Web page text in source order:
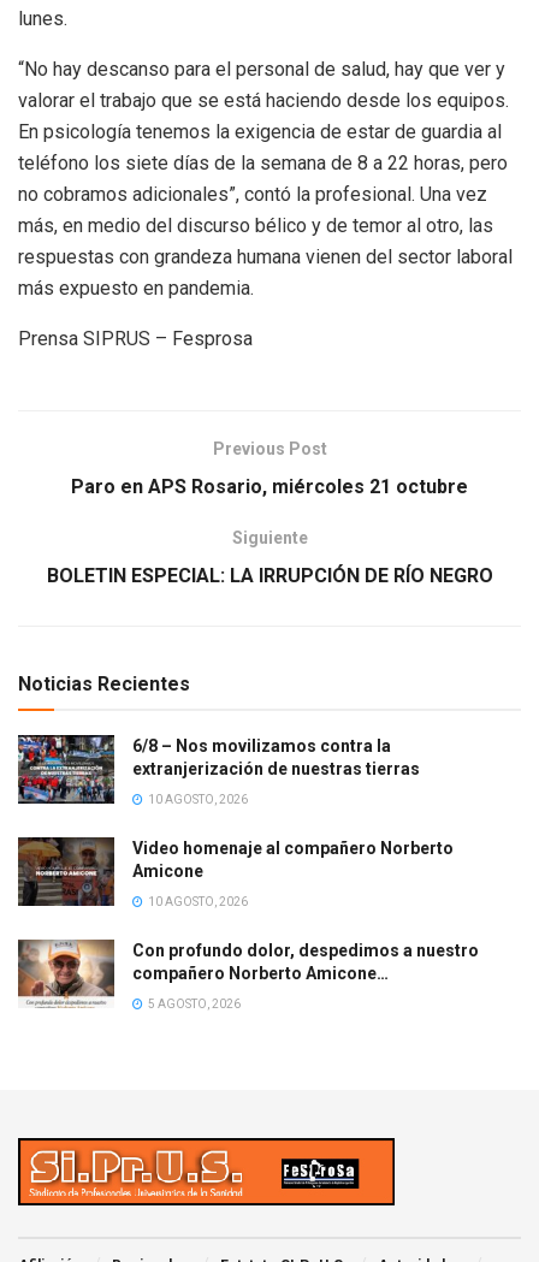
lunes.
“No hay descanso para el personal de salud, hay que ver y
valorar el trabajo que se está haciendo desde los equipos.
En psicología tenemos la exigencia de estar de guardia al
teléfono los siete días de la semana de 8 a 22 horas, pero
no cobramos adicionales”, contó la profesional. Una vez
más, en medio del discurso bélico y de temor al otro, las
respuestas con grandeza humana vienen del sector laboral
más expuesto en pandemia.
Prensa SIPRUS – Fesprosa
Previous Post
Paro en APS Rosario, miércoles 21 octubre
Siguiente
BOLETIN ESPECIAL: LA IRRUPCIÓN DE RÍO NEGRO
Noticias Recientes
6/8 – Nos movilizamos contra la
extranjerización de nuestras tierras
10 AGOSTO, 2026
Video homenaje al compañero Norberto
Amicone
10 AGOSTO, 2026
Con profundo dolor, despedimos a nuestro
compañero Norberto Amicone…
5 AGOSTO, 2026